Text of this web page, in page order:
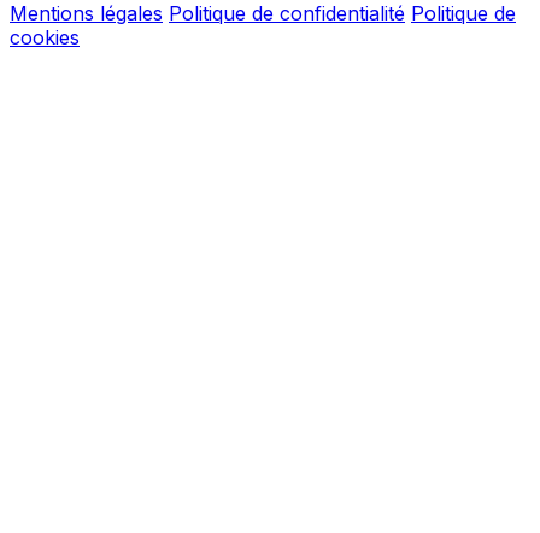
Mentions légales Politique de confidentialité Politique de
cookies